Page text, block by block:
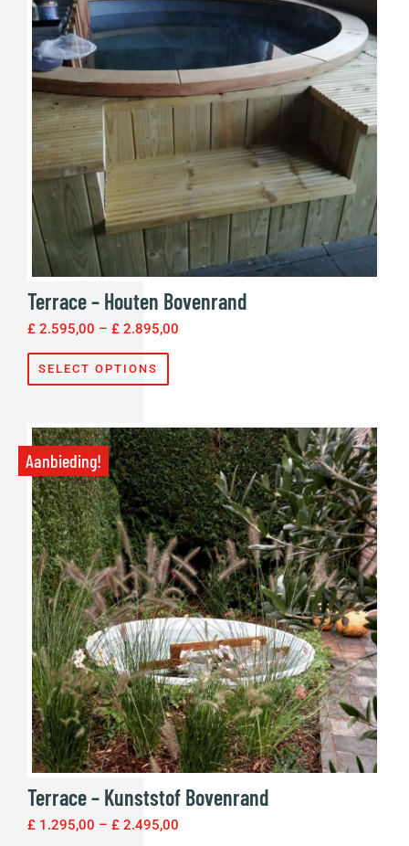
Terrace – Houten Bovenrand
£ 2.595,00 – £ 2.895,00
SELECT OPTIONS
Aanbieding!
Terrace – Kunststof Bovenrand
£ 1.295,00 – £ 2.495,00